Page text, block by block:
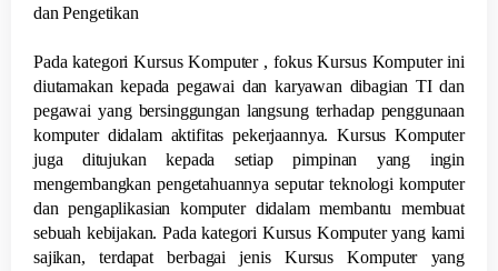
dan Pengetikan
Pada kategori Kursus Komputer , fokus Kursus Komputer ini
diutamakan kepada pegawai dan karyawan dibagian TI dan
pegawai yang bersinggungan langsung terhadap penggunaan
komputer didalam aktifitas pekerjaannya. Kursus Komputer
juga ditujukan kepada setiap pimpinan yang ingin
mengembangkan pengetahuannya seputar teknologi komputer
dan pengaplikasian komputer didalam membantu membuat
sebuah kebijakan. Pada kategori Kursus Komputer yang kami
sajikan, terdapat berbagai jenis Kursus Komputer yang